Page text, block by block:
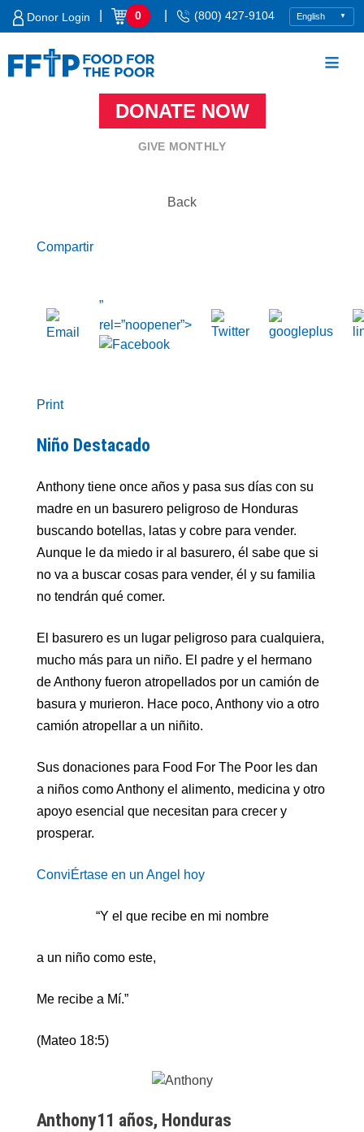
Skip
Donor Login 0 (800) 427-9104
DONATE NOW
GIVE MONTHLY
Back
Compartir
”
rel=”noopener”>
Print
Niño Destacado
Anthony tiene once años y pasa sus días con su
madre en un basurero peligroso de Honduras
buscando botellas, latas y cobre para vender.
Aunque le da miedo ir al basurero, él sabe que si
no va a buscar cosas para vender, él y su familia
no tendrán qué comer.
El basurero es un lugar peligroso para cualquiera,
mucho más para un niño. El padre y el hermano
de Anthony fueron atropellados por un camión de
basura y murieron. Hace poco, Anthony vio a otro
camión atropellar a un niñito.
Sus donaciones para Food For The Poor les dan
a niños como Anthony el alimento, medicina y otro
apoyo esencial que necesitan para crecer y
prosperar.
ConviÉrtase en un Angel hoy
“Y el que recibe en mi nombre
a un niño como este,
Me recibe a Mí.”
(Mateo 18:5)
Anthony11 años, Honduras